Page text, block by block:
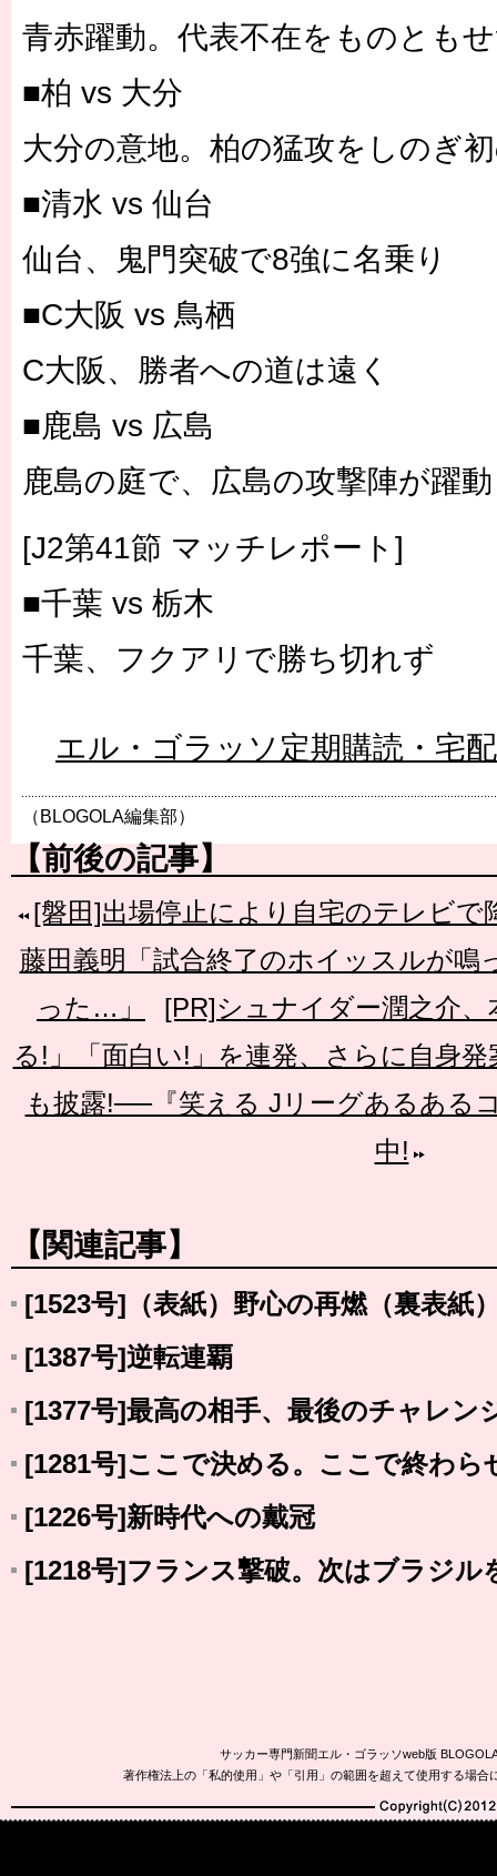
青赤躍動。代表不在をものとも
■柏 vs 大分
大分の意地。柏の猛攻をしのぎ
■清水 vs 仙台
仙台、鬼門突破で8強に名乗り
■C大阪 vs 鳥栖
C大阪、勝者への道は遠く
■鹿島 vs 広島
鹿島の庭で、広島の攻撃陣が躍動
[J2第41節 マッチレポート]
■千葉 vs 栃木
千葉、フクアリで勝ち切れず
エル・ゴラッソ定期購読・宅
（BLOGOLA編集部）
【前後の記事】
[磐田]出場停止により自宅のテレビで
藤田義明「試合終了のホイッスルが鳴
った…」
[PR]シュナイダー潤之介
る!」「面白い!」を連発、さらに自身
も披露!──『笑える Jリーグあるある
中!
【関連記事】
[1523号]（表紙）野心の再燃（裏表紙
[1387号]逆転連覇
[1377号]最高の相手、最後のチャレン
[1281号]ここで決める。ここで終わら
[1226号]新時代への戴冠
[1218号]フランス撃破。次はブラジル
サッカー専門新聞エル・ゴラッソweb版
著作権法上の「私的使用」や「引用」の範囲を超えて使用する場
Copyright(C)2010-